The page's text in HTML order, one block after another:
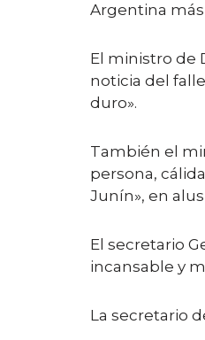
Argentina más
El ministro de
noticia del
duro».
También el
persona,
Junín», en
El secretario
incansable y
La secretario